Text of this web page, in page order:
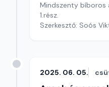
Mindszenty bíboros
1.rész.
Szerkesztő: Soós
2025. 06. 05.